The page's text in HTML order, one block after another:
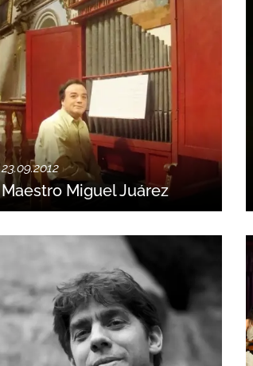
23.09.2012
Maestro Miguel Juárez